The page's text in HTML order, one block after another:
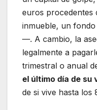
euros procedentes
inmueble, un
—. A cambio, la
legalmente a
trimestral o anual
el último día de su
de si vive hasta los